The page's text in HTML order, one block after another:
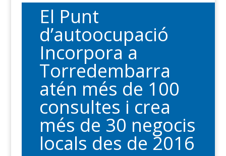
El Punt
d’autoocupació
Incorpora a
Torredembarra
atén més de 100
consultes i crea
més de 30 negocis
locals des de 2016